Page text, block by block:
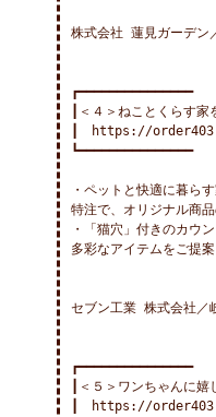
株式会社 蓮見ガーデン
┏━━━━━━━━━━━━━━━
┃＜４＞ねことくらす家
┃　https://
┗━━━━━━━━━━━━━━━
・ペットと快適に暮ら
特注で、オリジナル商品
・「猫穴」付きのカウ
多彩なアイテムをご提案
セブン工業 株式会社／
┏━━━━━━━━━━━━━━━
┃＜５＞ワンちゃんに
┃　https://